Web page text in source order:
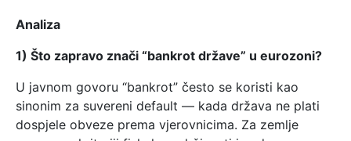
Analiza
1) Što zapravo znači “bankrot države” u eurozoni?
U javnom govoru “bankrot” često se koristi kao
sinonim za suvereni default — kada država ne plati
dospjele obveze prema vjerovnicima. Za zemlje